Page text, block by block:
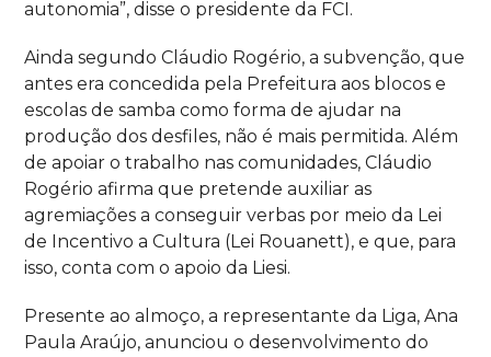
autonomia”, disse o presidente da FCI.
Ainda segundo Cláudio Rogério, a subvenção, que
antes era concedida pela Prefeitura aos blocos e
escolas de samba como forma de ajudar na
produção dos desfiles, não é mais permitida. Além
de apoiar o trabalho nas comunidades, Cláudio
Rogério afirma que pretende auxiliar as
agremiações a conseguir verbas por meio da Lei
de Incentivo a Cultura (Lei Rouanett), e que, para
isso, conta com o apoio da Liesi.
Presente ao almoço, a representante da Liga, Ana
Paula Araújo, anunciou o desenvolvimento do